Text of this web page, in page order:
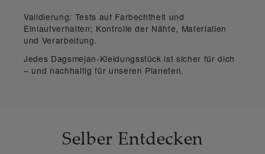
Validierung: Tests auf Farbechtheit und
Einlaufverhalten; Kontrolle der Nähte, Materialien
und Verarbeitung.
Jedes Dagsmejan-Kleidungsstück istsicher für dich
– und nachhaltig für unseren Planeten.
Selber Entdecken